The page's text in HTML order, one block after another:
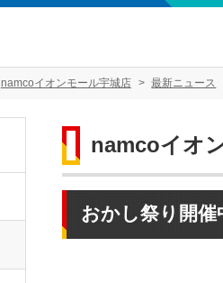
namcoイオンモール宇城店 最新ニュース
namcoイオ
おかし祭り開催